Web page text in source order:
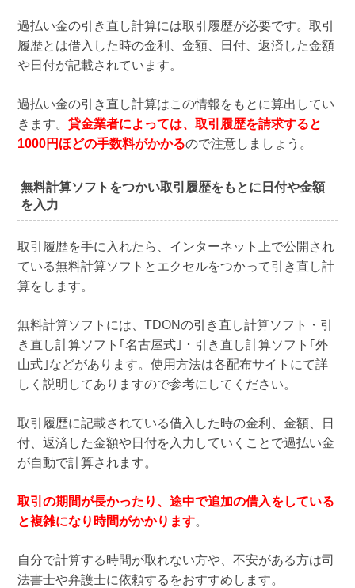
過払い金の引き直し計算には取引履歴が必要です。取引
履歴とは借入した時の金利、金額、日付、返済した金額
や日付が記載されています。
過払い金の引き直し計算はこの情報をもとに算出してい
きます。 貸金業者によっては、取引履歴を請求すると
1000円ほどの手数料がかかるので注意しましょう。
無料計算ソフトをつかい取引履歴をもとに日付や金額
を入力
取引履歴を手に入れたら、インターネット上で公開され
ている無料計算ソフトとエクセルをつかって引き直し計
算をします。
無料計算ソフトには、TDONの引き直し計算ソフト・引
き直し計算ソフト｢名古屋式｣・引き直し計算ソフト｢外
山式｣などがあります。使用方法は各配布サイトにて詳
しく説明してありますので参考にしてください。
取引履歴に記載されている借入した時の金利、金額、日
付、返済した金額や日付を入力していくことで過払い金
が自動で計算されます。
取引の期間が長かったり、途中で追加の借入をしている
と複雑になり時間がかかります。
自分で計算する時間が取れない方や、不安がある方は司
法書士や弁護士に依頼するをおすすめします。